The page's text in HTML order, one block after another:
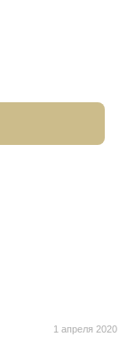
1 апреля 2020